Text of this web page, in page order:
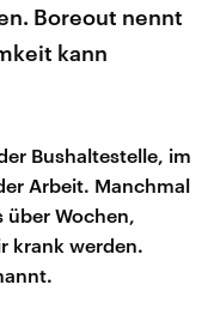
Boreout nennt
kann
Bushaltestelle, im
Arbeit. Manchmal
Wochen,
krank werden.